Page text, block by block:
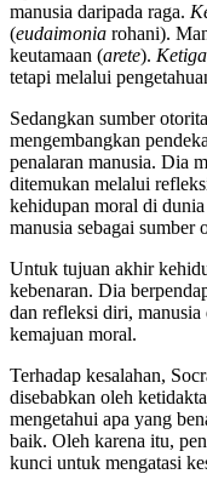
manusia daripada raga.
(eudaimonia rohani).
keutamaan (arete). Ketiga
tetapi melalui
Sedangkan sumber
mengembangkan
penalaran manusia. Dia
ditemukan melalui
kehidupan moral di
manusia sebagai sumber
Untuk tujuan akhir
kebenaran. Dia
dan refleksi diri, manusia
kemajuan moral.
Terhadap kesalahan,
disebabkan oleh
mengetahui apa yang
baik. Oleh karena itu,
kunci untuk mengatasi